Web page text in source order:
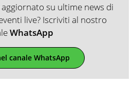
su ultime news di
live? Iscriviti al nostro
WhatsApp
canale WhatsApp